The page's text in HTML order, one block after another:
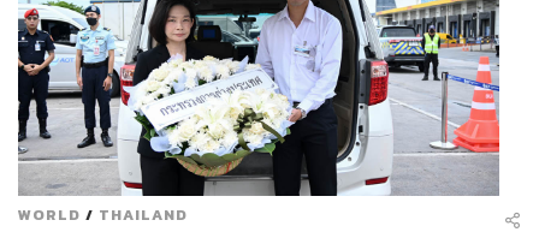
WORLD / THAILAND